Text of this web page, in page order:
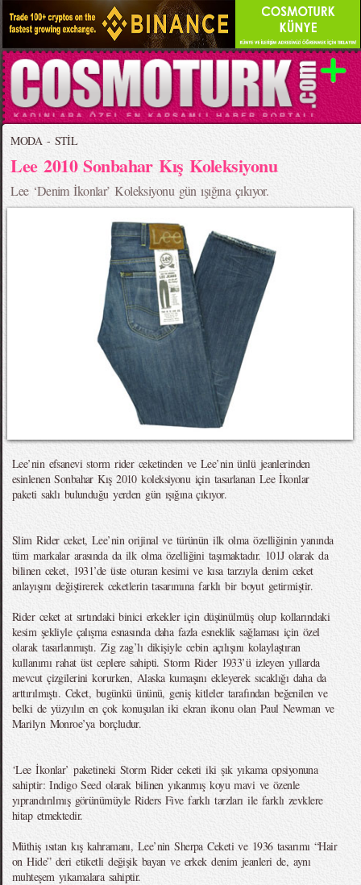
MODA - STİL
Lee 2010 Sonbahar Kış Koleksiyonu
Lee ‘Denim İkonlar’ Koleksiyonu gün ışığına çıkıyor.
Lee’nin efsanevi storm rider ceketinden ve Lee’nin ünlü jeanlerinden
esinlenen Sonbahar Kış 2010 koleksiyonu için tasarlanan Lee İkonlar
paketi saklı bulunduğu yerden gün ışığına çıkıyor.
Slim Rider ceket, Lee’nin orijinal ve türünün ilk olma özelliğinin yanında
tüm markalar arasında da ilk olma özelliğini taşımaktadır. 101J olarak da
bilinen ceket, 1931’de üste oturan kesimi ve kısa tarzıyla denim ceket
anlayışını değiştirerek ceketlerin tasarımına farklı bir boyut getirmiştir.
Rider ceket at sırtındaki binici erkekler için düşünülmüş olup kollarındaki
kesim şekliyle çalışma esnasında daha fazla esneklik sağlaması için özel
olarak tasarlanmıştı. Zig zag’lı dikişiyle cebin açılışını kolaylaştıran
kullanımı rahat üst ceplere sahipti. Storm Rider 1933’ü izleyen yıllarda
mevcut çizgilerini korurken, Alaska kumaşını ekleyerek sıcaklığı daha da
arttırılmıştı. Ceket, bugünkü ününü, geniş kitleler tarafından beğenilen ve
belki de yüzyılın en çok konuşulan iki ekran ikonu olan Paul Newman ve
Marilyn Monroe’ya borçludur.
‘Lee İkonlar’ paketineki Storm Rider ceketi iki şık yıkama opsiyonuna
sahiptir: Indigo Seed olarak bilinen yıkanmış koyu mavi ve özenle
yıprandırılmış görünümüyle Riders Five farklı tarzları ile farklı zevklere
hitap etmektedir.
Müthiş ısıtan kış kahramanı, Lee’nin Sherpa Ceketi ve 1936 tasarımı “Hair
on Hide” deri etiketli değişik bayan ve erkek denim jeanleri de, aynı
muhteşem yıkamalara sahiptir.